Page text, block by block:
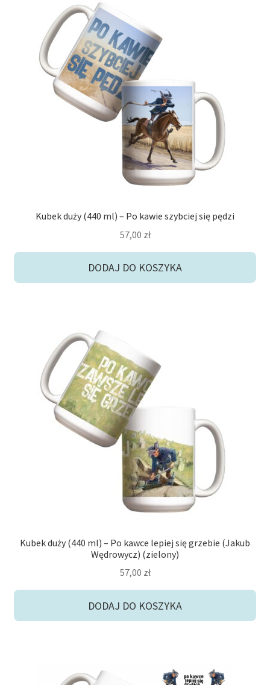
Kubek duży (440 ml) – Po kawie szybciej się pędzi
57,00 zł
DODAJ DO KOSZYKA
Kubek duży (440 ml) – Po kawce lepiej się grzebie (Jakub
Wędrowycz) (zielony)
57,00 zł
DODAJ DO KOSZYKA